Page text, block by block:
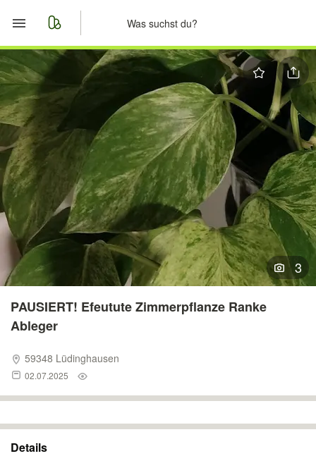
Start
Merkliste
Nachrichten
Anzeige aufgeben
3
PAUSIERT! Efeutute Zimmerpflanze Ranke
Ableger
59348 Lüdinghausen
02.07.2025
Details